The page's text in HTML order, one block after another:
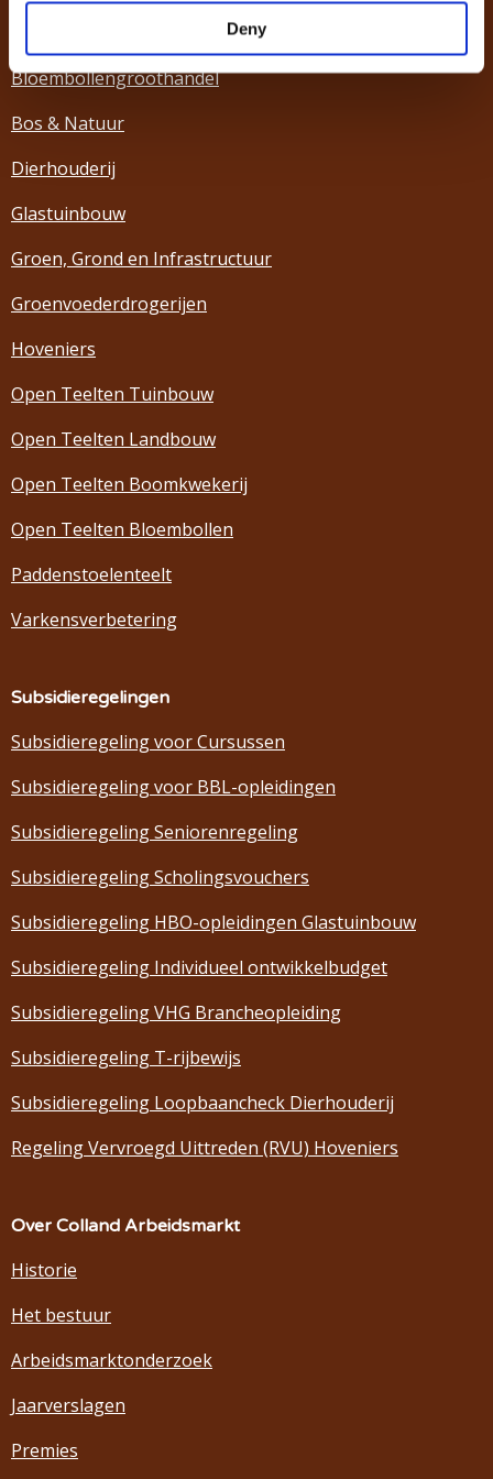
Deny
Bloembollengroothandel
Bos & Natuur
Dierhouderij
Glastuinbouw
Groen, Grond en Infrastructuur
Groenvoederdrogerijen
Hoveniers
Open Teelten Tuinbouw
Open Teelten Landbouw
Open Teelten Boomkwekerij
Open Teelten Bloembollen
Paddenstoelenteelt
Varkensverbetering
Subsidieregelingen
Subsidieregeling voor Cursussen
Subsidieregeling voor BBL-opleidingen
Subsidieregeling Seniorenregeling
Subsidieregeling Scholingsvouchers
Subsidieregeling HBO-opleidingen Glastuinbouw
Subsidieregeling Individueel ontwikkelbudget
Subsidieregeling VHG Brancheopleiding
Subsidieregeling T-rijbewijs
Subsidieregeling Loopbaancheck Dierhouderij
Regeling Vervroegd Uittreden (RVU) Hoveniers
Over Colland Arbeidsmarkt
Historie
Het bestuur
Arbeidsmarktonderzoek
Jaarverslagen
Premies